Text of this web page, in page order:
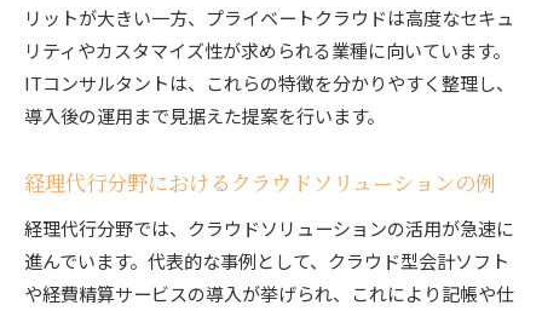
リットが大きい一方、プライベートクラウドは高度なセキュ
リティやカスタマイズ性が求められる業種に向いています。
ITコンサルタントは、これらの特徴を分かりやすく整理し、
導入後の運用まで見据えた提案を行います。
経理代行分野におけるクラウドソリューションの例
経理代行分野では、クラウドソリューションの活用が急速に
進んでいます。代表的な事例として、クラウド型会計ソフト
や経費精算サービスの導入が挙げられ、これにより記帳や仕